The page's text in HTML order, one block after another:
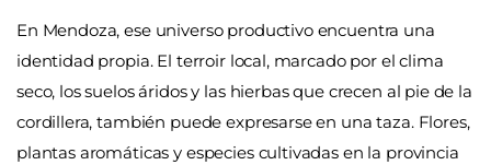
En Mendoza, ese universo productivo encuentra una
identidad propia. El terroir local, marcado por el clima
seco, los suelos áridos y las hierbas que crecen al pie de la
cordillera, también puede expresarse en una taza. Flores,
plantas aromáticas y especies cultivadas en la provincia